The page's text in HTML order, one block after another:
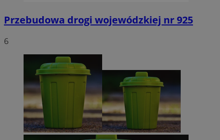
Przebudowa drogi wojewódzkiej nr 925
6